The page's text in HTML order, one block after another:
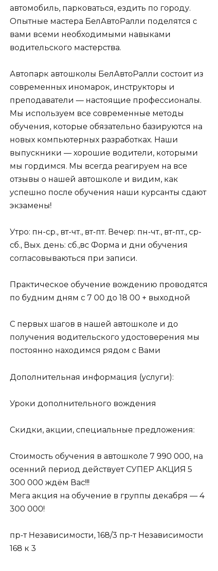
автомобиль, парковаться, ездить по городу.
Опытные мастера БелАвтоРалли поделятся с
вами всеми необходимыми навыками
водительского мастерства.
Автопарк автошколы БелАвтоРалли состоит из
современных иномарок, инструкторы и
преподаватели — настоящие профессионалы.
Мы используем все современные методы
обучения, которые обязательно базируются на
новых компьютерных разработках. Наши
выпускники — хорошие водители, которыми
мы гордимся. Мы всегда реагируем на все
отзывы о нашей автошколе и видим, как
успешно после обучения наши курсанты сдают
экзамены!
Утро: пн-ср., вт-чт., вт-пт. Вечер: пн-чт., вт-пт., ср-
сб., Вых. день: сб.,вс Форма и дни обучения
согласовываються при записи.
Практическое обучение вождению проводятся
по будним дням с 7 00 до 18 00 + выходной
С первых шагов в нашей автошколе и до
получения водительского удостоверения мы
постоянно находимся рядом с Вами
Дополнительная информация (услуги):
Уроки дополнительного вождения
Скидки, акции, специальные предложения:
Стоимость обучения в автошколе 7 990 000, на
осенний период действует СУПЕР АКЦИЯ 5
300 000 ждём Вас!!!
Мега акция на обучение в группы декабря — 4
300 000!
пр-т Независимости, 168/3 пр-т Независимости
168 к 3